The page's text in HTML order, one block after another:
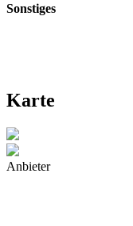
Sonstiges
Karte
Anbieter